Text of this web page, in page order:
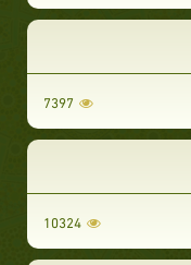
7397
10324